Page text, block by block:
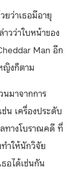
ยว่าเธอมีอายุ
วว่าใบหน้าของ
Man อีก
ญิงก็ตาม
มาจากการ
น เครื่องประดับ
ทางโบราณคดี ที่
ำให้นักวิจัย
อได้เช่นกัน